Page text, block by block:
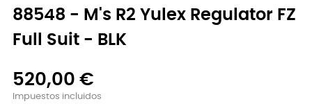
88548 - M's R2 Yulex Regulator FZ
Full Suit - BLK
520,00 €
Impuestos incluidos